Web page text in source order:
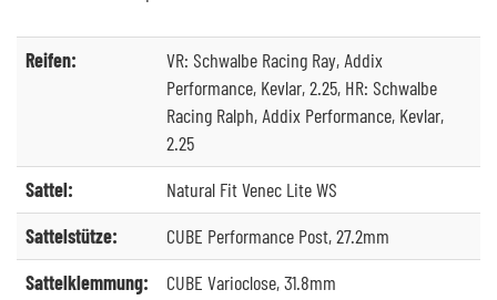
Reifen:
VR: Schwalbe Racing Ray, Addix
Performance, Kevlar, 2.25, HR: Schwalbe
Racing Ralph, Addix Performance, Kevlar,
2.25
Sattel:
Natural Fit Venec Lite WS
Sattelstütze:
CUBE Performance Post, 27.2mm
Sattelklemmung:
CUBE Varioclose, 31.8mm